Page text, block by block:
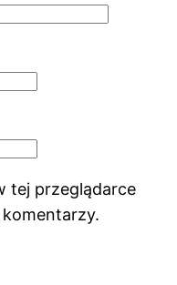
tej przeglądarce